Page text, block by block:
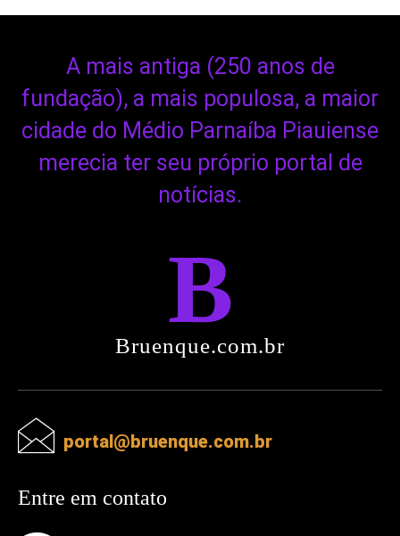
A mais antiga (250 anos de
fundação), a mais populosa, a maior
cidade do Médio Parnaíba Piauiense
merecia ter seu próprio portal de
notícias.
B
Bruenque.com.br
portal@bruenque.com.br
Entre em contato